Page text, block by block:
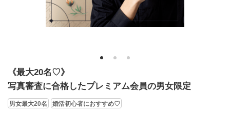
1 2 3
《最大20名♡》
写真審査に合格したプレミアム会員の男女限定
男女最大20名 婚活初心者におすすめ♡